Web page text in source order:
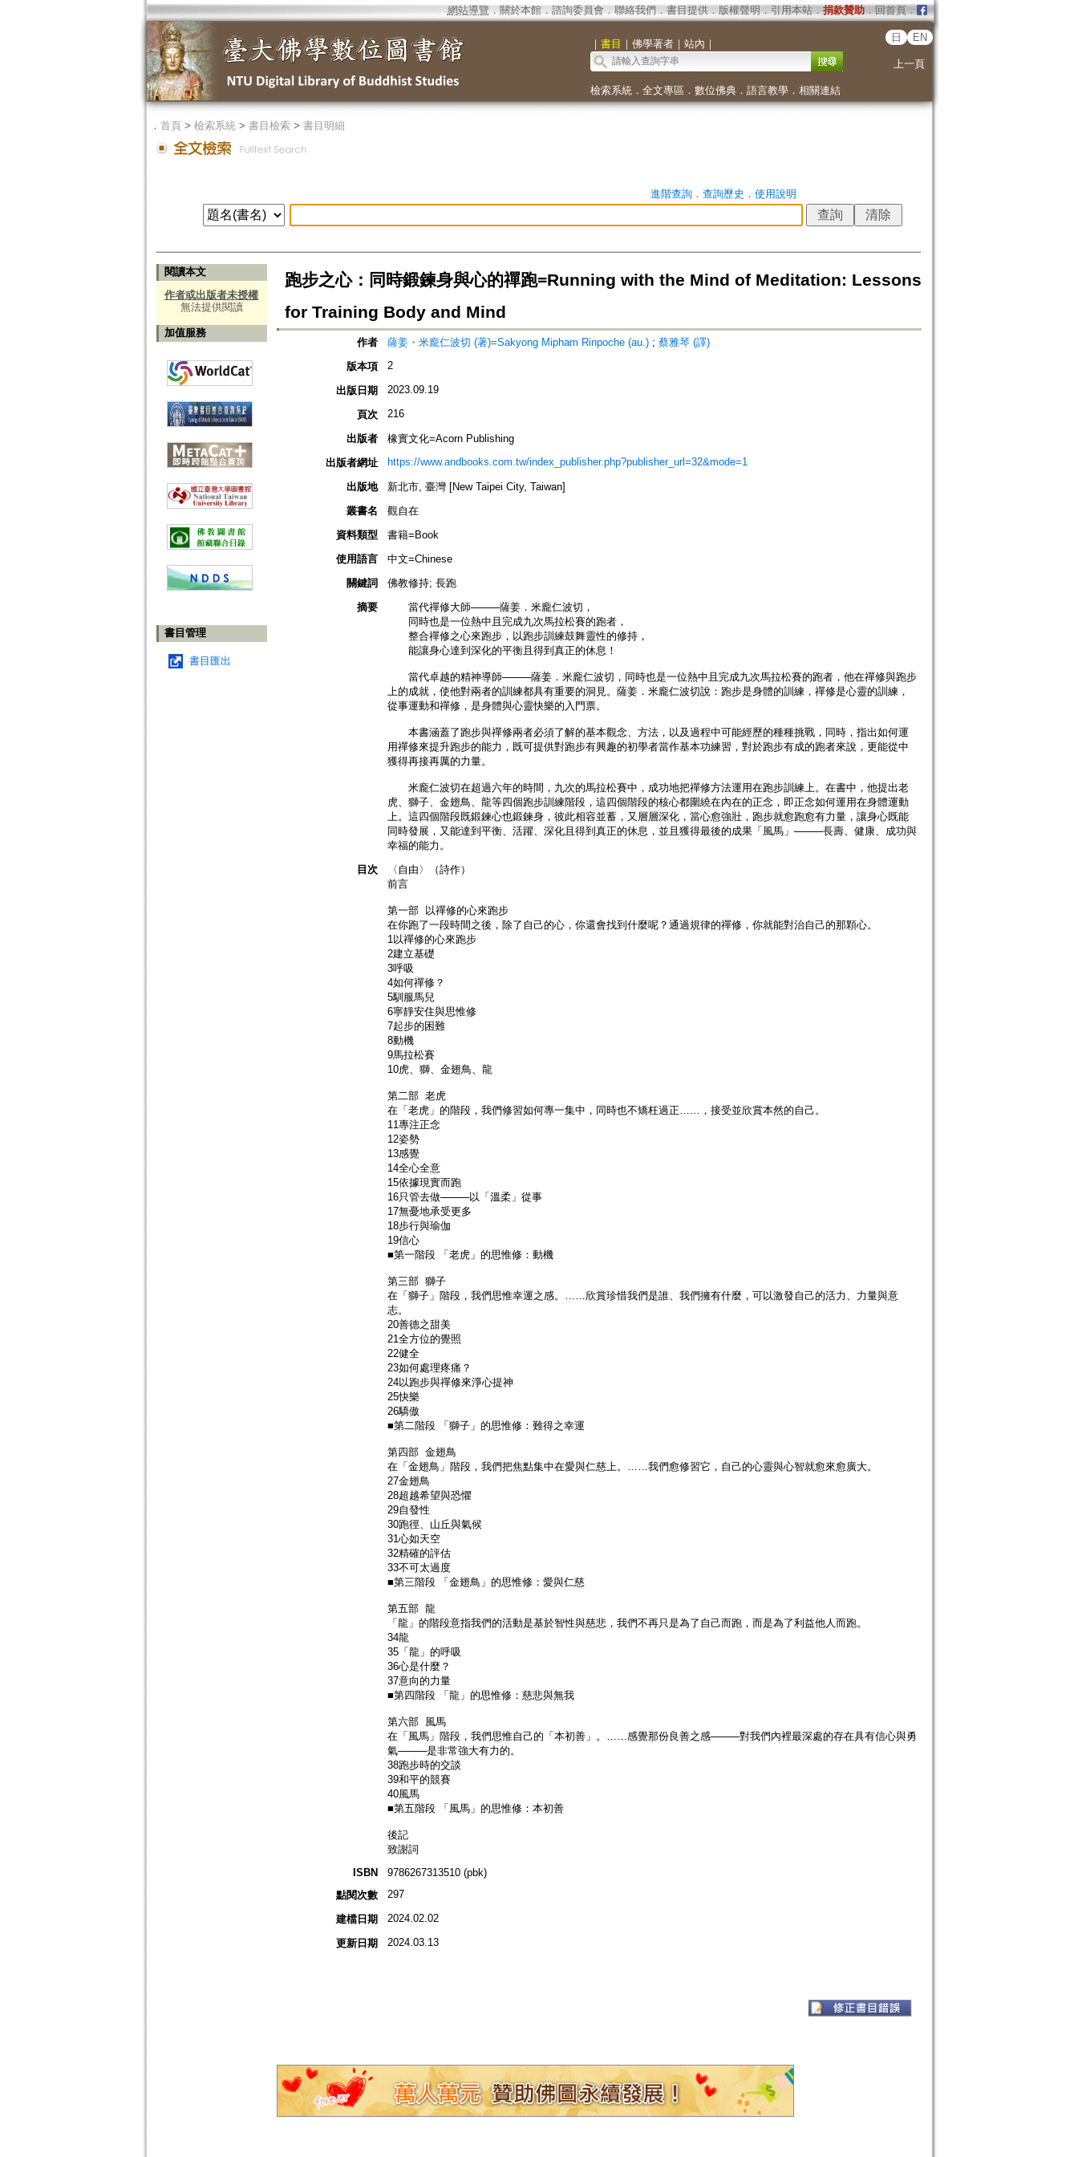
網站導覽 ． 關於本館． 諮詢委員會． 聯絡我們 ． 書目提供． 版權聲明 ． 引用本站． 捐款贊助．回首頁．
｜ 書目 ｜ 佛學著者｜ 站內 ｜
日 EN
上一頁
檢索系統． 全文專區 ． 數位佛典． 語言教學． 相關連結
． 首頁> 檢索系統> 書目檢索> 書目明細
進階查詢． 查詢歷史 ． 使用說明
閱讀本文
作者或出版者未授權
無法提供閱讀
加值服務
書目管理
書目匯出
跑步之心：同時鍛鍊身與心的禪跑=Running with the Mind of Meditation: Lessons
for Training Body and Mind
作者 薩姜・米龐仁波切 (著)=Sakyong Mipham Rinpoche (au.); 蔡雅琴 (譯)
版本項
2
出版日期 2023.09.19
頁次 216
出版者
橡實文化=Acorn Publishing
出版者網址
https://www.andbooks.com.tw/index_publisher.php?publisher_url=32&mode=1
出版地
新北市, 臺灣 [New Taipei City, Taiwan]
叢書名
觀自在
資料類型
書籍=Book
使用語言
中文=Chinese
關鍵詞
佛教修持; 長跑
摘要
當代禪修大師────薩姜．米龐仁波切，
同時也是一位熱中且完成九次馬拉松賽的跑者，
整合禪修之心來跑步，以跑步訓練鼓舞靈性的修持，
能讓身心達到深化的平衡且得到真正的休息！
當代卓越的精神導師────薩姜．米龐仁波切，同時也是一位熱中且完成九次馬拉松賽的跑者，他在禪修與跑步
上的成就，使他對兩者的訓練都具有重要的洞見。薩姜．米龐仁波切說：跑步是身體的訓練，禪修是心靈的訓練，
從事運動和禪修，是身體與心靈快樂的入門票。
本書涵蓋了跑步與禪修兩者必須了解的基本觀念、方法，以及過程中可能經歷的種種挑戰，同時，指出如何運
用禪修來提升跑步的能力，既可提供對跑步有興趣的初學者當作基本功練習，對於跑步有成的跑者來說，更能從中
獲得再接再厲的力量。
米龐仁波切在超過六年的時間，九次的馬拉松賽中，成功地把禪修方法運用在跑步訓練上。在書中，他提出老
虎、獅子、金翅鳥、龍等四個跑步訓練階段，這四個階段的核心都圍繞在內在的正念，即正念如何運用在身體運動
上。這四個階段既鍛鍊心也鍛鍊身，彼此相容並蓄，又層層深化，當心愈強壯，跑步就愈跑愈有力量，讓身心既能
同時發展，又能達到平衡、活躍、深化且得到真正的休息，並且獲得最後的成果「風馬」────長壽、健康、成功與
幸福的能力。
目次
〈自由〉（詩作）
前言
第一部 以禪修的心來跑步
在你跑了一段時間之後，除了自己的心，你還會找到什麼呢？通過規律的禪修，你就能對治自己的那顆心。
1以禪修的心來跑步
2建立基礎
3呼吸
4如何禪修？
5馴服馬兒
6寧靜安住與思惟修
7起步的困難
8動機
9馬拉松賽
10虎、獅、金翅鳥、龍
第二部 老虎
在「老虎」的階段，我們修習如何專一集中，同時也不矯枉過正……，接受並欣賞本然的自己。
11專注正念
12姿勢
13感覺
14全心全意
15依據現實而跑
16只管去做────以「溫柔」從事
17無憂地承受更多
18步行與瑜伽
19信心
■第一階段 「老虎」的思惟修：動機
第三部 獅子
在「獅子」階段，我們思惟幸運之感。……欣賞珍惜我們是誰、我們擁有什麼，可以激發自己的活力、力量與意
志。
20善德之甜美
21全方位的覺照
22健全
23如何處理疼痛？
24以跑步與禪修來淨心提神
25快樂
26驕傲
■第二階段 「獅子」的思惟修：難得之幸運
第四部 金翅鳥
在「金翅鳥」階段，我們把焦點集中在愛與仁慈上。……我們愈修習它，自己的心靈與心智就愈來愈廣大。
27金翅鳥
28超越希望與恐懼
29自發性
30跑徑、山丘與氣候
31心如天空
32精確的評估
33不可太過度
■第三階段 「金翅鳥」的思惟修：愛與仁慈
第五部 龍
「龍」的階段意指我們的活動是基於智性與慈悲，我們不再只是為了自己而跑，而是為了利益他人而跑。
34龍
35「龍」的呼吸
36心是什麼？
37意向的力量
■第四階段 「龍」的思惟修：慈悲與無我
第六部 風馬
在「風馬」階段，我們思惟自己的「本初善」。……感覺那份良善之感────對我們內裡最深處的存在具有信心與勇
氣────是非常強大有力的。
38跑步時的交談
39和平的競賽
40風馬
■第五階段 「風馬」的思惟修：本初善
後記
致謝詞
ISBN
9786267313510 (pbk)
點閱次數
297
建檔日期 2024.02.02
更新日期 2024.03.13